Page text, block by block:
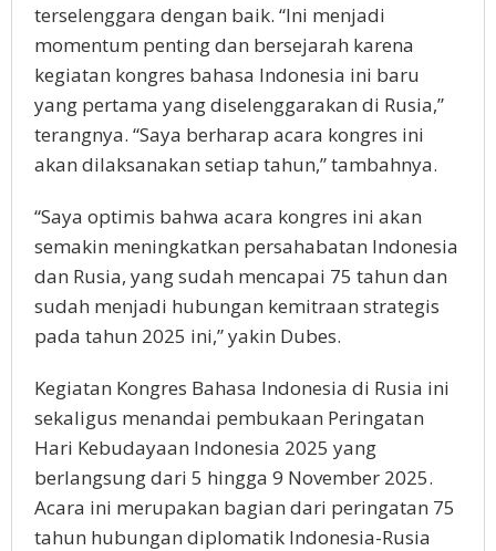
terselenggara dengan baik. “Ini menjadi
momentum penting dan bersejarah karena
kegiatan kongres bahasa Indonesia ini baru
yang pertama yang diselenggarakan di Rusia,”
terangnya. “Saya berharap acara kongres ini
akan dilaksanakan setiap tahun,” tambahnya.
“Saya optimis bahwa acara kongres ini akan
semakin meningkatkan persahabatan Indonesia
dan Rusia, yang sudah mencapai 75 tahun dan
sudah menjadi hubungan kemitraan strategis
pada tahun 2025 ini,” yakin Dubes.
Kegiatan Kongres Bahasa Indonesia di Rusia ini
sekaligus menandai pembukaan Peringatan
Hari Kebudayaan Indonesia 2025 yang
berlangsung dari 5 hingga 9 November 2025.
Acara ini merupakan bagian dari peringatan 75
tahun hubungan diplomatik Indonesia-Rusia